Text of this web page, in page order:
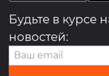
Будьте в курсе
новостей: